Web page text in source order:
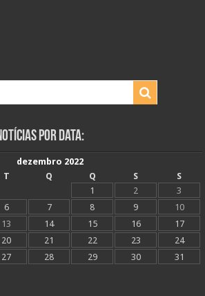
Por Data:
dezembro 2022
T Q Q S
S
1
2
3
6 7 8 9
10
13 14 15 16
17
20 21 22 23
24
27 28 29 30
31